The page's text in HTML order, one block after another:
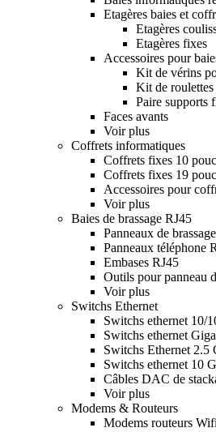
Etagères baies et
Etagères
Etagères fixes
Accessoires pour
Kit de vérins
Kit de
Paire supports
Faces avants
Voir plus
Coffrets informatiques
Coffrets fixes 10
Coffrets fixes 19
Accessoires pour
Voir plus
Baies de brassage RJ45
Panneaux de
Panneaux téléphone
Embases RJ45
Outils pour panneau
Voir plus
Switchs Ethernet
Switchs ethernet 10/
Switchs ethernet
Switchs Ethernet 2.5
Switchs ethernet 10
Câbles DAC de
Voir plus
Modems & Routeurs
Modems routeurs Wifi